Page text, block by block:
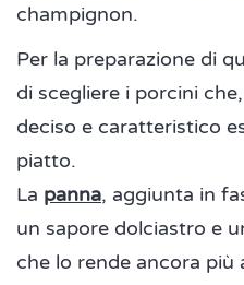
champignon.
Per la preparazione di
di scegliere i porcini
deciso e caratteristico
piatto.
La panna, aggiunta in
un sapore dolciastro e
che lo rende ancora più